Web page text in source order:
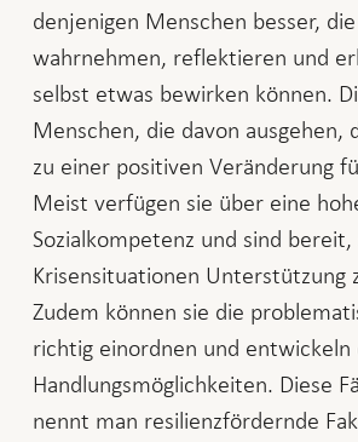
denjenigen Menschen besser,
wahrnehmen, reflektieren und
selbst etwas bewirken können.
Menschen, die davon ausgehen,
zu einer positiven Veränderung
Meist verfügen sie über eine
Sozialkompetenz und sind bereit,
Krisensituationen Unterstützung
Zudem können sie die
richtig einordnen und entwickeln
Handlungsmöglichkeiten. Diese
nennt man resilienzfördernde